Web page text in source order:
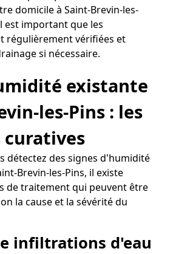
domicile à Saint-Brevin-les-
est important que les
régulièrement vérifiées et
si nécessaire.
existante
les-Pins : les
curatives
détectez des signes d'humidité
Brevin-les-Pins, il existe
de traitement qui peuvent être
la cause et la sévérité du
infiltrations d'eau